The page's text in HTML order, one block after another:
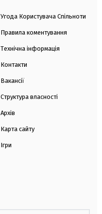
Угода Користувача Спільноти
Правила коментування
Технічна інформація
Контакти
Вакансії
Структура власності
Архів
Карта сайту
Ігри